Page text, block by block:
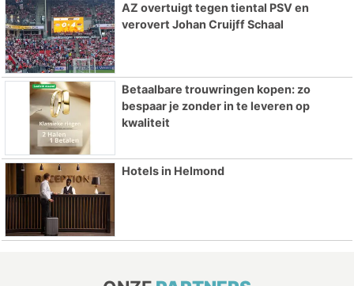
AZ overtuigt tegen tiental PSV en
verovert Johan Cruijff Schaal
Betaalbare trouwringen kopen: zo
bespaar je zonder in te leveren op
kwaliteit
Hotels in Helmond